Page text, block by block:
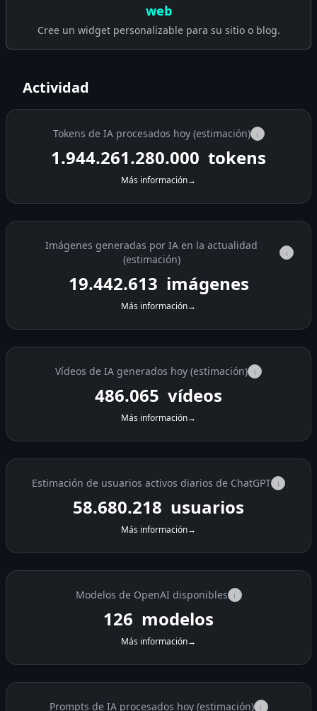
web
Cree un widget personalizable para su sitio o blog.
Actividad
Tokens de IA procesados hoy (estimación) i
1.944.288.320.000 tokens
Más información→
Imágenes generadas por IA en la actualidad
(estimación)
i
19.442.884 imágenes
Más información→
Vídeos de IA generados hoy (estimación) i
486.071 vídeos
Más información→
Estimación de usuarios activos diarios de ChatGPT i
58.680.218 usuarios
Más información→
Modelos de OpenAI disponibles i
126 modelos
Más información→
Prompts de IA procesados hoy (estimación) i